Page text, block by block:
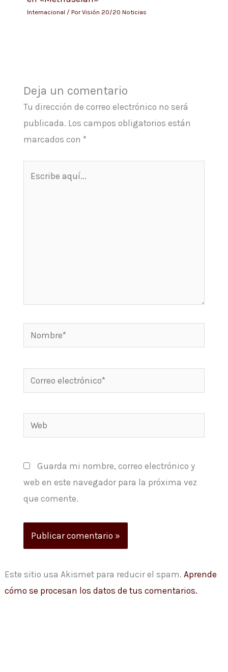
Internacional / PorVisión 20/20 Noticias
Deja un comentario
Tu dirección de correo electrónico no será
publicada. Los campos obligatorios están
marcados con *
Nombre*
Correo
electrónico*
Web
Guarda mi nombre, correo electrónico y
web en este navegador para la próxima vez
que comente.
Este sitio usa Akismet para reducir el spam.Aprende
cómo se procesan los datos de tus comentarios.